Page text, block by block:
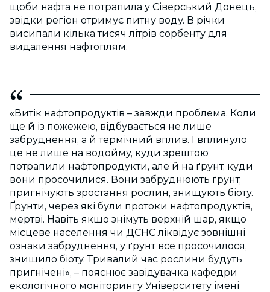
щоби нафта не потрапила у Сіверський Донець,
звідки регіон отримує питну воду. В річки
висипали кілька тисяч літрів сорбенту для
видалення нафтоплям.
«Витік нафтопродуктів – завжди проблема. Коли
ще й із пожежею, відбувається не лише
забруднення, а й термічний вплив. І вплинуло
це не лише на водойму, куди зрештою
потрапили нафтопродукти, але й на ґрунт, куди
вони просочилися. Вони забруднюють ґрунт,
пригнічують зростання рослин, знищують біоту.
Ґрунти, через які були протоки нафтопродуктів,
мертві. Навіть якщо знімуть верхній шар, якщо
місцеве населення чи ДСНС ліквідує зовнішні
ознаки забруднення, у ґрунт все просочилося,
знищило біоту. Тривалий час рослини будуть
пригнічені», – пояснює завідувачка кафедри
екологічного моніторингу Університету імені